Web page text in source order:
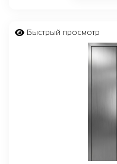
Быстрый просмотр